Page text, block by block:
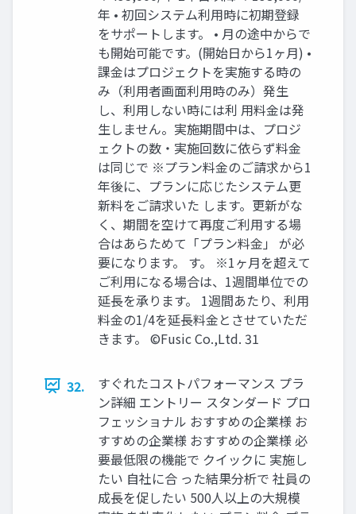
年 • 初回システム利用時に初期登録
をサポートします。 • 月の途中からで
も開始可能です。(開始日から1ヶ月) •
課金はプロジェクトを実施する時の
み（利用者画面利用時のみ）発生
し、利用しない時には利 用料金は発
生しません。実施期間中は、プロジ
ェクトの数・実施回数に依らず料金
は同じで ※プラン料金のご請求から1
年後に、プランに応じたシステム更
新料をご請求いた します。更新がな
く、期間を空けて再度ご利用する場
合はあらためて「プラン料金」 が必
要になります。 す。 ※1ヶ月を超えて
ご利用になる場合は、1週間単位での
延長を承ります。 1週間あたり、利用
料金の1/4を延長料金とさせていただ
きます。 ©️Fusic Co.,Ltd. 31
32.
すぐれたコストパフォーマンス プラ
ン詳細 エントリー スタンダード プロ
フェッショナル おすすめの企業様 お
すすめの企業様 おすすめの企業様 必
要最低限の機能で クイックに 実施し
たい 自社に合 った結果分析で 社員の
成長を促したい 500人以上の大規模